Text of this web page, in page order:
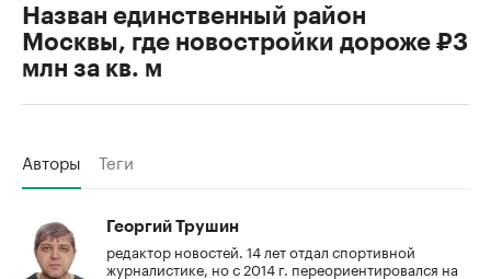
Назван единственный район
Москвы, где новостройки дороже ₽3
млн за кв. м
Авторы Теги
Георгий Трушин
редактор новостей. 14 лет отдал спортивной
журналистике, но с 2014 г. переориентировался на